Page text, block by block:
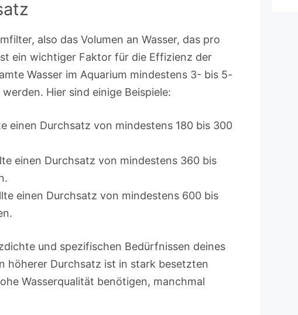
also das Volumen an Wasser, das pro
ein wichtiger Faktor für die Effizienz der
Wasser im Aquarium mindestens 3- bis 5-
Hier sind einige Beispiele:
einen Durchsatz von mindestens 180 bis 300
einen Durchsatz von mindestens 360 bis
einen Durchsatz von mindestens 600 bis
und spezifischen Bedürfnissen deines
höherer Durchsatz ist in stark besetzten
Wasserqualität benötigen, manchmal